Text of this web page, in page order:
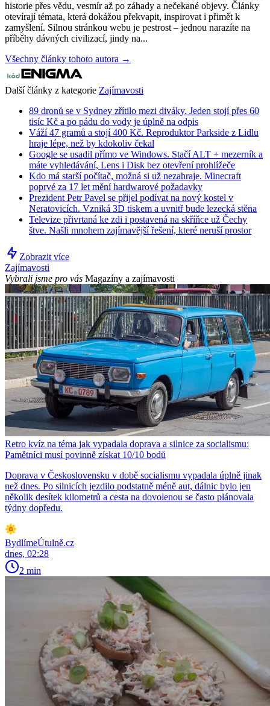
historie přes vědu, vesmír až po záhady a nečekané objevy. Články
otevírají témata, která dokážou překvapit, inspirovat i přimět k
zamyšlení. Silnou stránkou webu je pestrost – jednou narazíte na
příběhy dávných civilizací, jindy na...
Všechny články tohoto autora →
Další články z kategorie Zajímavosti
89 dronů se v Sydney zřítilo mezi diváky. Jeden stojí přes 60
tisíc Kč a po pádu do vody je úplně na odpis
Váží 47 gramů a stojí 400 Kč. Reproduktor Parkside z Lidlu
hraje lépe, než by kdokoliv čekal
Google se usadil přímo ve Windows. Stačí ALT + mezerník a
máte vyhledávání, Lens i Disk bez otevření prohlížeče
Kdo má starší počítač, možná si už nezahraje. Minecraft
poprvé za 17 let mění hardwarové požadavky
Prezident Petr Pavel se přijel podívat na nový kostel v
Neratovicích. Vzniká 3D tiskem a uvnitř bude lezecká stěna
Televize přivrtaná ke zdi i postavená na skříňce už Čechy
štve. Našli mnohem zajímavější řešení, které neruší prostor
Zobrazit více
Zajímavosti
Vybrali jsme pro vás Magazíny a zajímavosti
Retro kvíz na téma jak vypadala doprava a silnice za socialismu:
Pamětníci musí povinně získat 10/10 bodů
Doprava v Československu v době socialismu vypadala úplně jinak
než dnes. Po silnicích jezdilo podstatně méně aut, dálnic bylo jen
několik desítek kilometrů a cesta na dovolenou se často plánovala
týdny dopředu.
BydlímeÚtulně.cz
dnes, 02:28
2 min